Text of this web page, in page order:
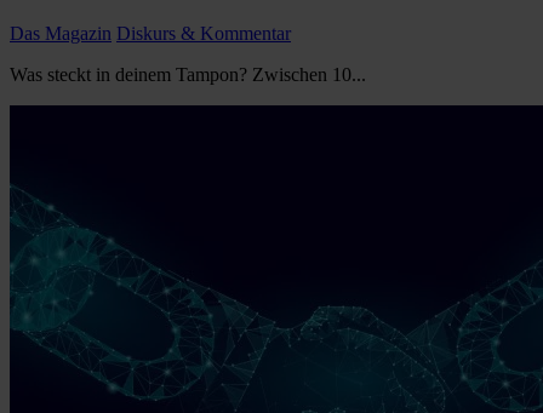
Das Magazin Diskurs & Kommentar
Was steckt in deinem Tampon? Zwischen 10...